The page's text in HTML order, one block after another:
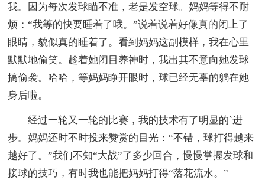
我。因为每次发球瞄不准，老是发空球。妈妈等得不耐
烦：“我等的快要睡着了哦。”说着说着好像真的闭上了
眼睛，貌似真的睡着了。看到妈妈这副模样，我在心里
默默地偷笑。趁着她闭目养神时，我出其不意向她发球
搞偷袭。哈哈，等妈妈睁开眼时，球已经无辜的躺在她
身后啦。
经过一轮又一轮的比赛，我的技术有了明显的`进
步。妈妈还时不时投来赞赏的目光：“不错，球打得越来
越好了。”我们不知“大战”了多少回合，慢慢掌握发球和
接球的技巧，有时我也能把妈妈打得“落花流水。”